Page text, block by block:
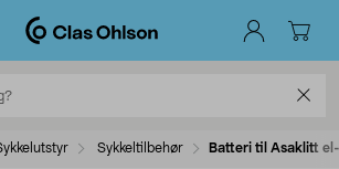
Sykkeltilbehør Batteri til Asaklitt